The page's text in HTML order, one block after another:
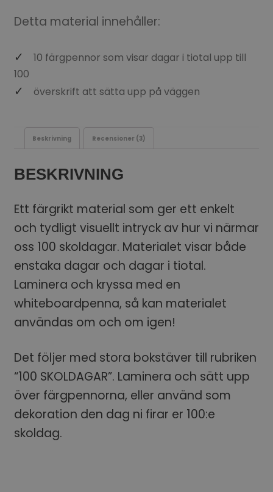
Detta material innehåller:
10 färgpennor som visar dagar i tiotal upp till
100
överskrift att sätta upp på väggen
Beskrivning Recensioner (3)
BESKRIVNING
Ett färgrikt material som ger ett enkelt
och tydligt visuellt intryck av hur vi närmar
oss 100 skoldagar. Materialet visar både
enstaka dagar och dagar i tiotal.
Laminera och kryssa med en
whiteboardpenna, så kan materialet
användas om och om igen!
Det följer med stora bokstäver till rubriken
“100 SKOLDAGAR”. Laminera och sätt upp
över färgpennorna, eller använd som
dekoration den dag ni firar er 100:e
skoldag.